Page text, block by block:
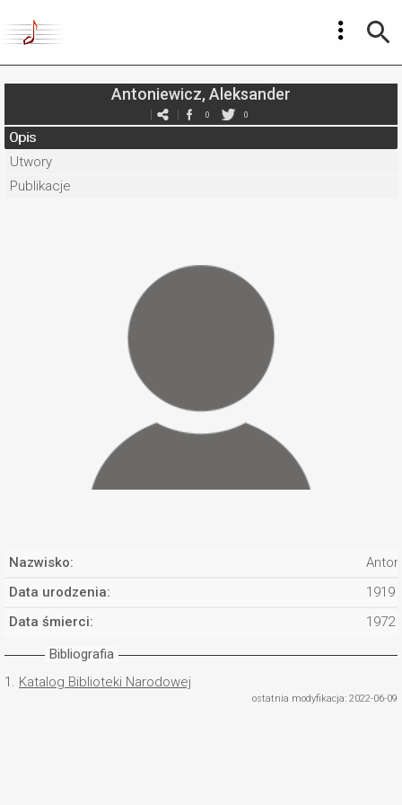
Antoniewicz, Aleksander
0 0
Opis
Utwory
Publikacje
Nazwisko:
Data urodzenia:
1919
Data śmierci:
1972
Bibliografia
1. Katalog Biblioteki Narodowej
ostatnia modyfikacja: 2022-06-09